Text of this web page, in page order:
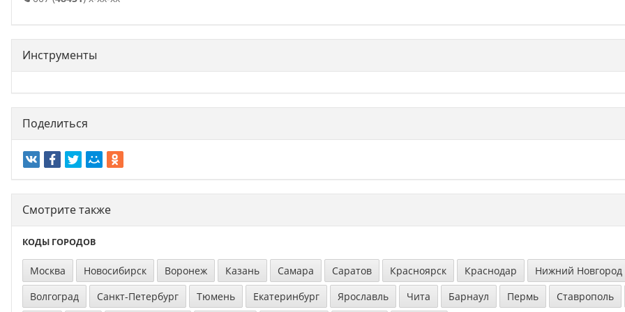
Инструменты
Поделиться
Смотрите также
КОДЫ ГОРОДОВ
Москва Новосибирск Воронеж Казань Самара Саратов Красноярск Краснодар
Нижний Новгород
Волгоград
Санкт-Петербург Тюмень Екатеринбург Ярославль Чита Барнаул Пермь Ставрополь